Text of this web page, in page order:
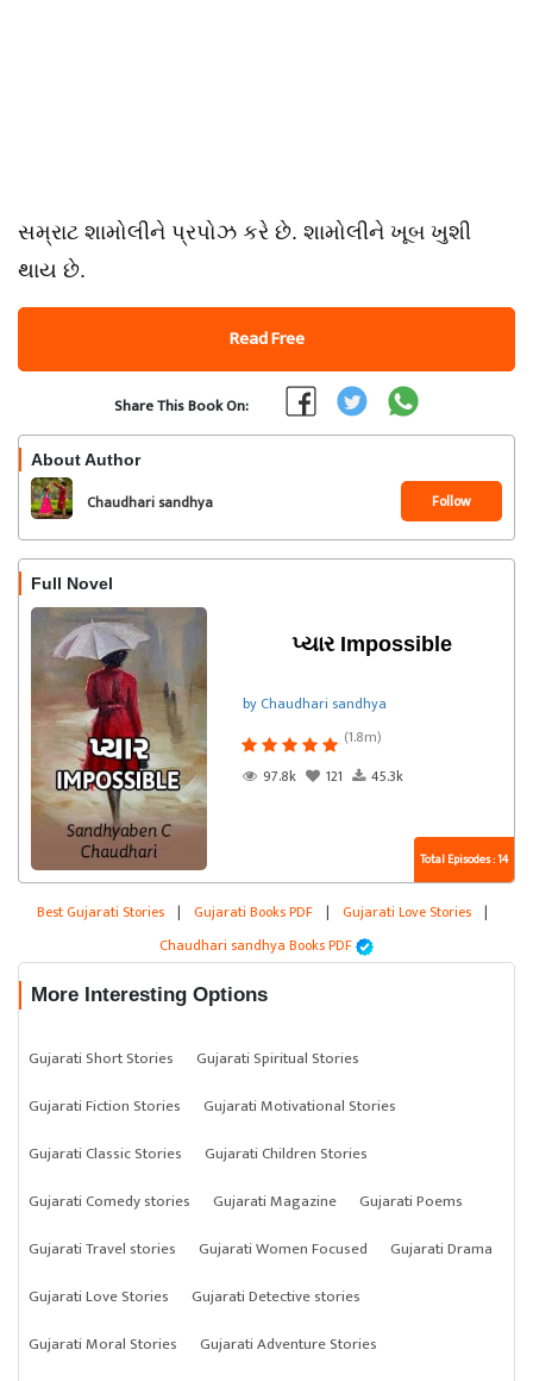
સમ્રાટ શામોલીને પ્રપોઝ કરે છે. શામોલીને ખૂબ ખુશી
થાય છે.
Read Free
Share This Book On:
About Author
Chaudhari sandhya Follow
Full Novel
પ્યાર Impossible
by Chaudhari sandhya
(1.8m)
97.8k
121 45.3k
Total Episodes : 14
Best Gujarati Stories | Gujarati Books PDF | Gujarati Love Stories |
Chaudhari sandhya Books PDF
More Interesting Options
Gujarati Short Stories
Gujarati Spiritual Stories
Gujarati Fiction Stories
Gujarati Motivational Stories
Gujarati Classic Stories
Gujarati Children Stories
Gujarati Comedy stories
Gujarati Magazine
Gujarati Poems
Gujarati Travel stories
Gujarati Women Focused
Gujarati Drama
Gujarati Love Stories
Gujarati Detective stories
Gujarati Moral Stories
Gujarati Adventure Stories